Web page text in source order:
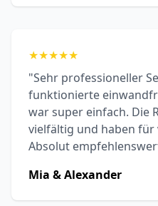
★★★★★
"Sehr professioneller
funktionierte
war super einfach. Die
vielfältig und haben für
Absolut
Mia & Alexander